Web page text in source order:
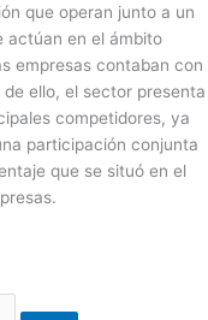
que operan junto a un
actúan en el ámbito
empresas contaban con
de ello, el sector presenta
competidores, ya
participación conjunta
que se situó en el